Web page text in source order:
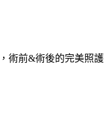
術前&術後的完美照